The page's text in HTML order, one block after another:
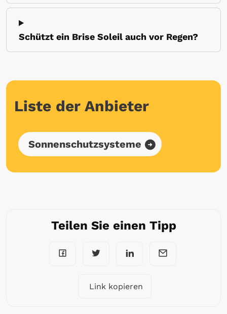
Schützt ein Brise Soleil auch vor Regen?
Liste der Anbieter
Sonnenschutzsysteme
Teilen Sie einen Tipp
Link kopieren